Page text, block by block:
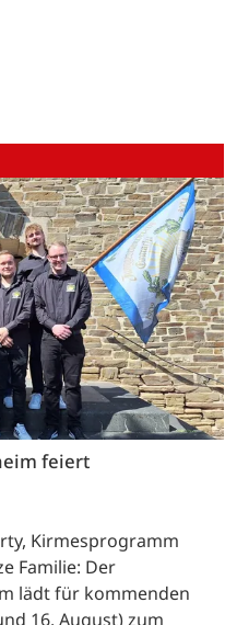
feiert
Kirmesprogramm
Familie: Der
lädt für kommenden
16. August) zum